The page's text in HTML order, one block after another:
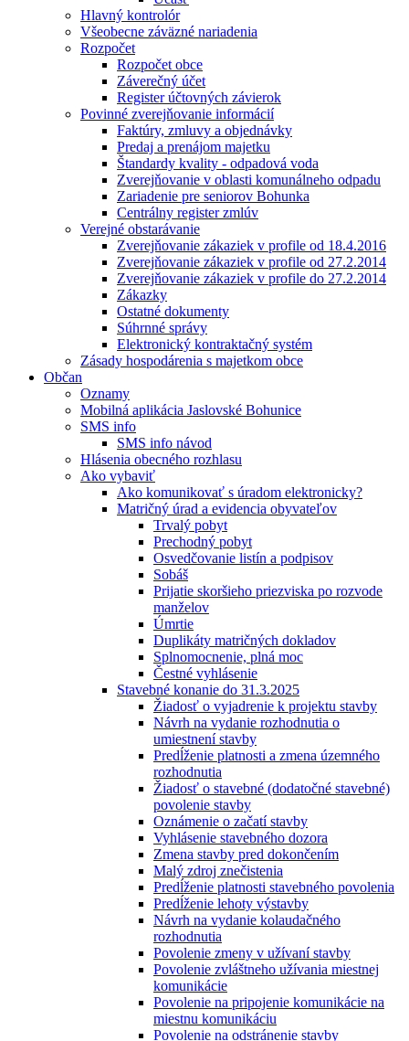
Hlavný kontrolór
Všeobecne záväzné nariadenia
Rozpočet
Rozpočet obce
Záverečný účet
Register účtovných závierok
Povinné zverejňovanie informácií
Faktúry, zmluvy a objednávky
Predaj a prenájom majetku
Štandardy kvality - odpadová voda
Zverejňovanie v oblasti komunálneho odpadu
Zariadenie pre seniorov Bohunka
Centrálny register zmlúv
Verejné obstarávanie
Zverejňovanie zákaziek v profile od 18.4.2016
Zverejňovanie zákaziek v profile od 27.2.2014
Zverejňovanie zákaziek v profile do 27.2.2014
Zákazky
Ostatné dokumenty
Súhrnné správy
Elektronický kontraktačný systém
Zásady hospodárenia s majetkom obce
Občan
Oznamy
Mobilná aplikácia Jaslovské Bohunice
SMS info
SMS info návod
Hlásenia obecného rozhlasu
Ako vybaviť
Ako komunikovať s úradom elektronicky?
Matričný úrad a evidencia obyvateľov
Trvalý pobyt
Prechodný pobyt
Osvedčovanie listín a podpisov
Sobáš
Prijatie skoršieho priezviska po rozvode
manželov
Úmrtie
Duplikáty matričných dokladov
Splnomocnenie, plná moc
Čestné vyhlásenie
Stavebné konanie do 31.3.2025
Žiadosť o vyjadrenie k projektu stavby
Návrh na vydanie rozhodnutia o
umiestnení stavby
Predĺženie platnosti a zmena územného
rozhodnutia
Žiadosť o stavebné (dodatočné stavebné)
povolenie stavby
Oznámenie o začatí stavby
Vyhlásenie stavebného dozora
Zmena stavby pred dokončením
Malý zdroj znečistenia
Predĺženie platnosti stavebného povolenia
Predĺženie lehoty výstavby
Návrh na vydanie kolaudačného
rozhodnutia
Povolenie zmeny v užívaní stavby
Povolenie zvláštneho užívania miestnej
komunikácie
Povolenie na pripojenie komunikácie na
miestnu komunikáciu
Povolenie na odstránenie stavby